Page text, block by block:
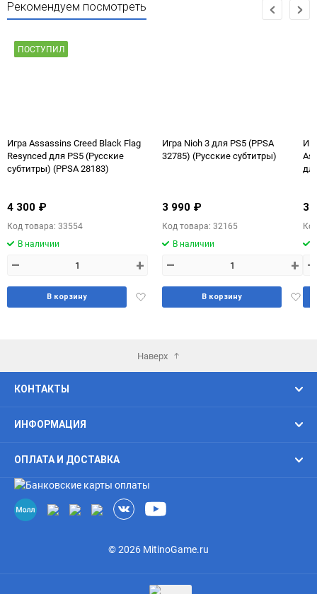
Рекомендуем посмотреть
ПОСТУПИЛ
Игра Assassins Creed Black Flag
Resynced для PS5 (Русские
субтитры) (PPSA 28183)
4 300 ₽
Код товара: 33554
В наличии
– +
Добавить
В корзину
Игра Nioh 3 для PS5 (PPSA
32785) (Русские субтитры)
3 990 ₽
Код товара: 32165
В наличии
– +
В корзину
3
–
Наверх
КОНТАКТЫ
ИНФОРМАЦИЯ
ОПЛАТА И ДОСТАВКА
© 2026 MitinoGame.ru